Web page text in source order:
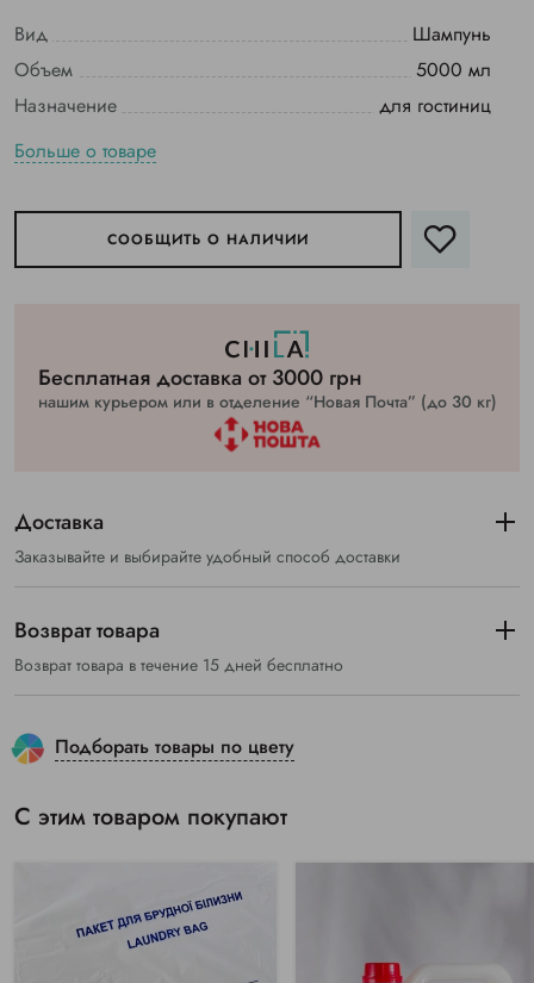
Вид
Шампунь
Объем
5000 мл
Назначение
для гостиниц
Больше о товаре
СООБЩИТЬ О НАЛИЧИИ
Бесплатная доставка от 3000 грн
нашим курьером или в отделение “Новая Почта” (до 30 кг)
Доставка
Заказывайте и выбирайте удобный способ доставки
Возврат товара
Возврат товара в течение 15 дней бесплатно
Подборать товары по цвету
С этим товаром покупают